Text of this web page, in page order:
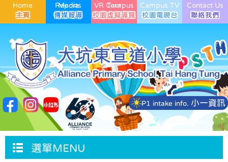
Home Media Reports VR Campus Tour Campus TV Contact Us
P1 intake info. 小一資訊
選單MENU